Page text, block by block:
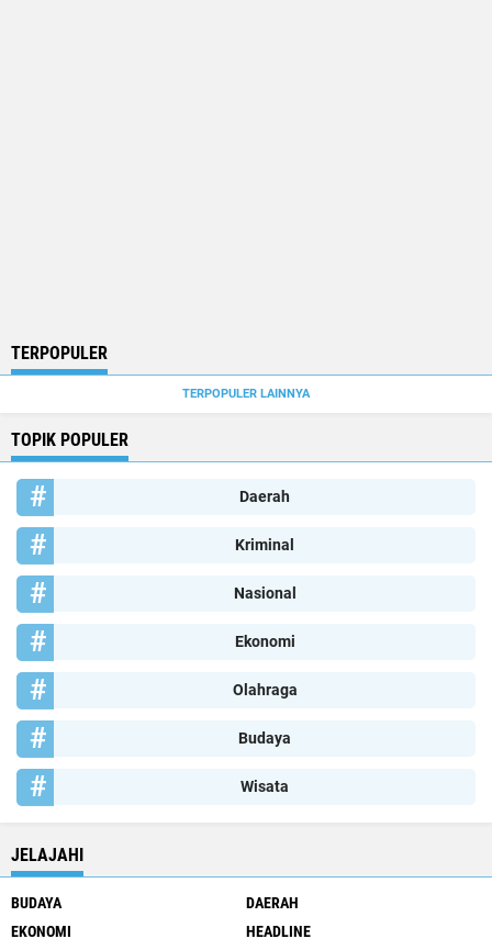
TERPOPULER
TERPOPULER LAINNYA
TOPIK POPULER
Daerah
Kriminal
Nasional
Ekonomi
Olahraga
Budaya
Wisata
JELAJAHI
BUDAYA
DAERAH
EKONOMI
HEADLINE